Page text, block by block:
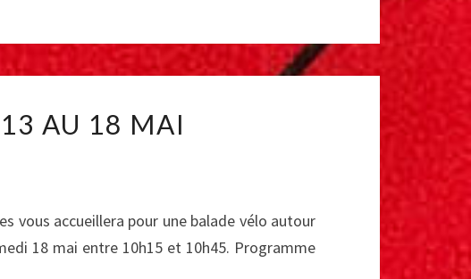
AU 18 MAI
vous accueillera pour une balade vélo autour
18 mai entre 10h15 et 10h45. Programme